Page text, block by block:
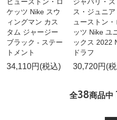
ケッツ Nike スウ
ィングマン カス
タム ジャージー
ブラック - ステー
トメント
34,110円(税込)
ス・ジュニア
ューストン・
ッツ Nike ユ
ックス 2022
ドラフ
30,720円(
全38商品中